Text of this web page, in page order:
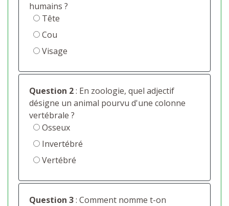
humains ?
Tête
Cou
Visage
Question 2: En zoologie, quel adjectif
désigne un animal pourvu d'une colonne
vertébrale ?
Osseux
Invertébré
Vertébré
Question 3: Comment nomme t-on